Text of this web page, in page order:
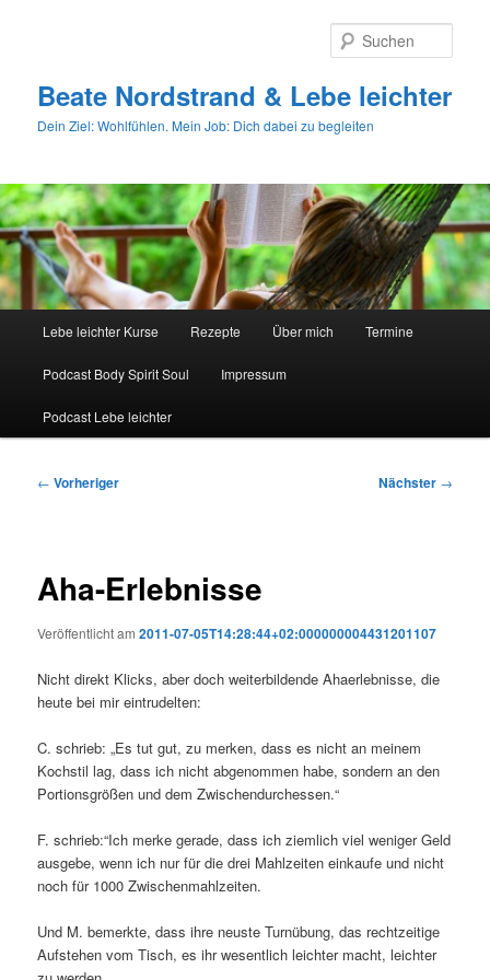
Beate Nordstrand & Lebe leichter
Dein Ziel: Wohlfühlen. Mein Job: Dich dabei zu begleiten
Lebe leichter Kurse Rezepte Über mich Termine
Podcast Body Spirit Soul Impressum
Podcast Lebe leichter
Beitragsnavigation
← Vorheriger Nächster →
Aha-Erlebnisse
Veröffentlicht am2011-07-05T14:28:44+02:000000004431201107
Nicht direkt Klicks, aber doch weiterbildende Ahaerlebnisse, die
heute bei mir eintrudelten:
C. schrieb: „Es tut gut, zu merken, dass es nicht an meinem
Kochstil lag, dass ich nicht abgenommen habe, sondern an den
Portionsgrößen und dem Zwischendurchessen.“
F. schrieb:“Ich merke gerade, dass ich ziemlich viel weniger Geld
ausgebe, wenn ich nur für die drei Mahlzeiten einkaufe und nicht
noch für 1000 Zwischenmahlzeiten.
Und M. bemerkte, dass ihre neuste Turnübung, das rechtzeitige
Aufstehen vom Tisch, es ihr wesentlich leichter macht, leichter